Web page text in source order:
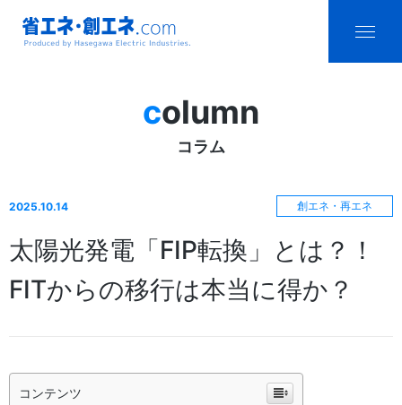
Produced by
Electric
Industries.
column
コラム
2025.10.14 創エネ・再エネ
太陽光発電「FIP転換」とは？！
FITからの移行は本当に得か？
コンテンツ